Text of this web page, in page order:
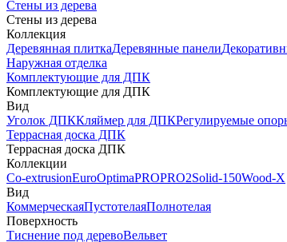
Стены из дерева
Стены из дерева
Коллекция
Деревянная плиткаДеревянные панели
Наружная отделка
Комплектующие для ДПК
Комплектующие для ДПК
Вид
Уголок ДПККляймер для ДПКРегулируемые
Террасная доска ДПК
Террасная доска ДПК
Коллекции
Co-extrusionEuroOptimaPROPRO2Solid-150Wood-X
Вид
КоммерческаяПустотелаяПолнотелая
Поверхность
Тиснение под деревоВельвет